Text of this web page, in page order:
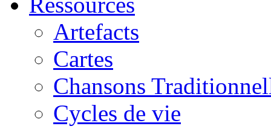
Artefacts
Cartes
Chansons
Cycles de vie